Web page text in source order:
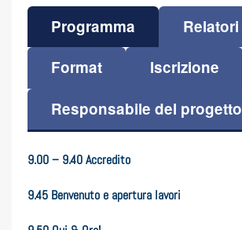
Programma
Relatori
Format
Iscrizione
Responsabile del progetto
9.00 – 9.40 Accredito
9.45 Benvenuto e apertura lavori